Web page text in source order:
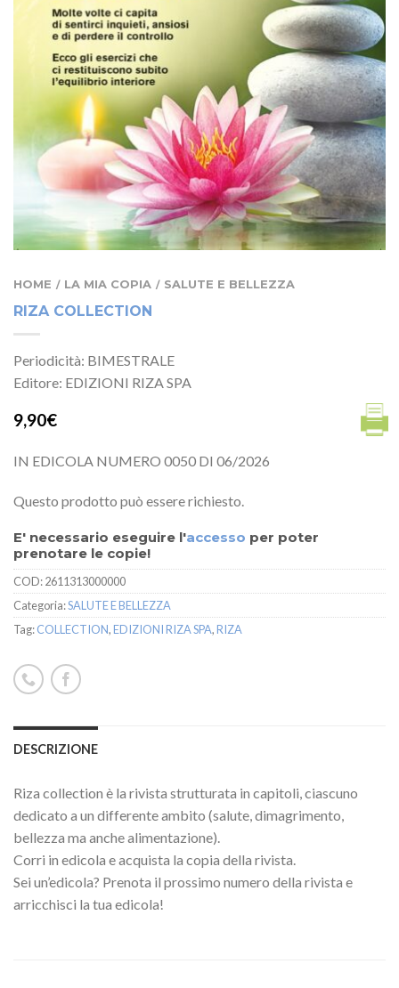
HOME / LA MIA COPIA / SALUTE E BELLEZZA
RIZA COLLECTION
Periodicità: BIMESTRALE
Editore: EDIZIONI RIZA SPA
9,90€
IN EDICOLA NUMERO 0050 DI 06/2026
Questo prodotto può essere richiesto.
E' necessario eseguire l'accesso per poter
prenotare le copie!
COD:2611313000000
Categoria:SALUTE E BELLEZZA
Tag:COLLECTION,EDIZIONI RIZA SPA,RIZA
DESCRIZIONE
Riza collection è la rivista strutturata in capitoli, ciascuno
dedicato a un differente ambito (salute, dimagrimento,
bellezza ma anche alimentazione).
Corri in edicola e acquista la copia della rivista.
Sei un’edicola? Prenota il prossimo numero della rivista e
arricchisci la tua edicola!